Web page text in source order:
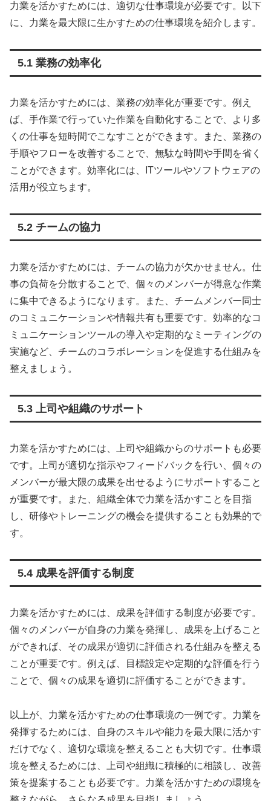
力業を活かすためには、適切な仕事環境が必要です。以下
に、力業を最大限に生かすための仕事環境を紹介します。
5.1 業務の効率化
力業を活かすためには、業務の効率化が重要です。例え
ば、手作業で行っていた作業を自動化することで、より多
くの仕事を短時間でこなすことができます。また、業務の
手順やフローを改善することで、無駄な時間や手間を省く
ことができます。効率化には、ITツールやソフトウェアの
活用が役立ちます。
5.2 チームの協力
力業を活かすためには、チームの協力が欠かせません。仕
事の負荷を分散することで、個々のメンバーが得意な作業
に集中できるようになります。また、チームメンバー同士
のコミュニケーションや情報共有も重要です。効率的なコ
ミュニケーションツールの導入や定期的なミーティングの
実施など、チームのコラボレーションを促進する仕組みを
整えましょう。
5.3 上司や組織のサポート
力業を活かすためには、上司や組織からのサポートも必要
です。上司が適切な指示やフィードバックを行い、個々の
メンバーが最大限の成果を出せるようにサポートすること
が重要です。また、組織全体で力業を活かすことを目指
し、研修やトレーニングの機会を提供することも効果的で
す。
5.4 成果を評価する制度
力業を活かすためには、成果を評価する制度が必要です。
個々のメンバーが自身の力業を発揮し、成果を上げること
ができれば、その成果が適切に評価される仕組みを整える
ことが重要です。例えば、目標設定や定期的な評価を行う
ことで、個々の成果を適切に評価することができます。
以上が、力業を活かすための仕事環境の一例です。力業を
発揮するためには、自身のスキルや能力を最大限に活かす
だけでなく、適切な環境を整えることも大切です。仕事環
境を整えるためには、上司や組織に積極的に相談し、改善
策を提案することも必要です。力業を活かすための環境を